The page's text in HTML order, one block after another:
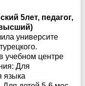
5лет, педагог,
университе
учебном центре
Для
языка